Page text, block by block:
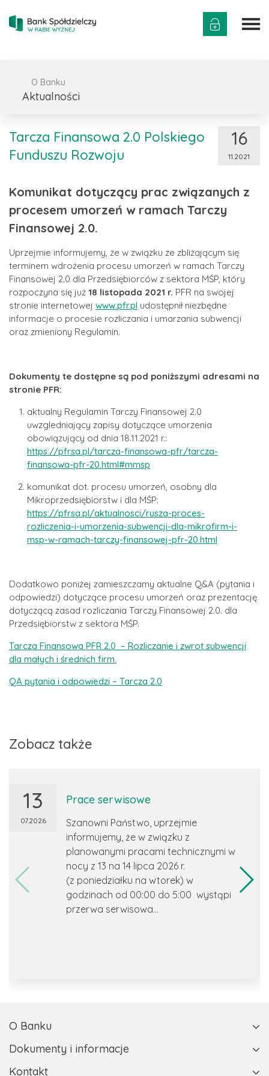
O Banku
Aktualności
Tarcza Finansowa 2.0 Polskiego
Funduszu Rozwoju
16
11.2021
Komunikat dotyczący prac związanych z
procesem umorzeń w ramach Tarczy
Finansowej 2.0.
Uprzejmie informujemy, że w związku ze zbliżającym się
terminem wdrożenia procesu umorzeń w ramach Tarczy
Finansowej 2.0 dla Przedsiębiorców z sektora MŚP, który
rozpoczyna się już 18 listopada 2021 r. PFR na swojej
stronie internetowej www.pfr.pl udostępnił niezbędne
informacje o procesie rozliczania i umarzania subwencji
oraz zmieniony Regulamin.
Dokumenty te dostępne są pod poniższymi adresami na
stronie PFR:
aktualny Regulamin Tarczy Finansowej 2.0
uwzgledniający zapisy dotyczące umorzenia
obowiązujący od dnia 18.11.2021 r.:
https://pfrsa.pl/tarcza-finansowa-pfr/tarcza-
finansowa-pfr-20.html#mmsp
komunikat dot. procesu umorzeń, osobny dla
Mikroprzedsiębiorstw i dla MŚP:
https://pfrsa.pl/aktualnosci/rusza-proces-
rozliczenia-i-umorzenia-subwencji-dla-mikrofirm-i-
msp-w-ramach-tarczy-finansowej-pfr-20.html
Dodatkowo poniżej zamieszczamy aktualne Q&A (pytania i
odpowiedzi) dotyczące procesu umorzeń oraz prezentację
dotyczącą zasad rozliczania Tarczy Finansowej 2.0. dla
Przedsiębiorstw z sektora MŚP.
Tarcza Finansowa PFR 2.0 – Rozliczanie i zwrot subwencji
dla małych i średnich firm.
QA pytania i odpowiedzi – Tarcza 2.0
Zobacz także
13
07.2026
Prace serwisowe
Szanowni Państwo, uprzejmie
informujemy, że w związku z
planowanymi pracami technicznymi w
nocy z 13 na 14 lipca 2026 r.
(z poniedziałku na wtorek) w
godzinach od 00:00 do 5:00 wystąpi
przerwa serwisowa...
O Banku
Dokumenty i informacje
Kontakt